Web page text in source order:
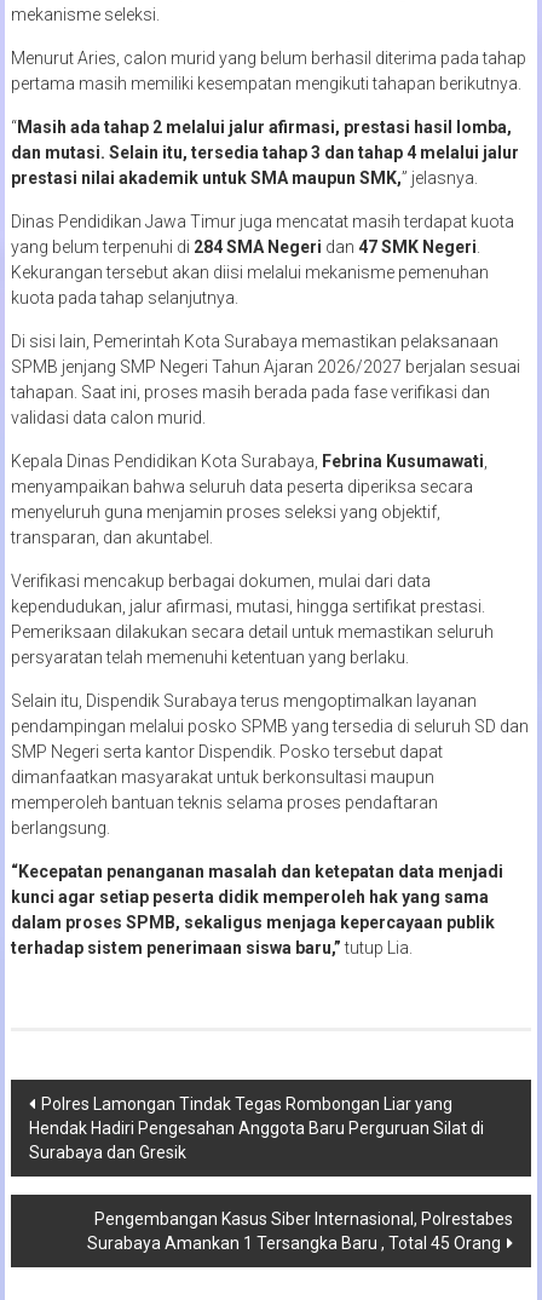
mekanisme seleksi.
Menurut Aries, calon murid yang belum berhasil diterima pada tahap
pertama masih memiliki kesempatan mengikuti tahapan berikutnya.
“Masih ada tahap 2 melalui jalur afirmasi, prestasi hasil lomba,
dan mutasi. Selain itu, tersedia tahap 3 dan tahap 4 melalui jalur
prestasi nilai akademik untuk SMA maupun SMK,” jelasnya.
Dinas Pendidikan Jawa Timur juga mencatat masih terdapat kuota
yang belum terpenuhi di 284 SMA Negeri dan 47 SMK Negeri
Kekurangan tersebut akan diisi melalui mekanisme pemenuhan
kuota pada tahap selanjutnya.
Di sisi lain, Pemerintah Kota Surabaya memastikan pelaksanaan
SPMB jenjang SMP Negeri Tahun Ajaran 2026/2027 berjalan sesuai
tahapan. Saat ini, proses masih berada pada fase verifikasi dan
validasi data calon murid.
Kepala Dinas Pendidikan Kota Surabaya, Febrina Kusumawati
menyampaikan bahwa seluruh data peserta diperiksa secara
menyeluruh guna menjamin proses seleksi yang objektif,
transparan, dan akuntabel.
Verifikasi mencakup berbagai dokumen, mulai dari data
kependudukan, jalur afirmasi, mutasi, hingga sertifikat prestasi.
Pemeriksaan dilakukan secara detail untuk memastikan seluruh
persyaratan telah memenuhi ketentuan yang berlaku.
Selain itu, Dispendik Surabaya terus mengoptimalkan layanan
pendampingan melalui posko SPMB yang tersedia di seluruh SD dan
SMP Negeri serta kantor Dispendik. Posko tersebut dapat
dimanfaatkan masyarakat untuk berkonsultasi maupun
memperoleh bantuan teknis selama proses pendaftaran
berlangsung.
“Kecepatan penanganan masalah dan ketepatan data menjadi
kunci agar setiap peserta didik memperoleh hak yang sama
dalam proses SPMB, sekaligus menjaga kepercayaan publik
terhadap sistem penerimaan siswa baru,”tutup Lia.
Navigasi
pos
Polres Lamongan Tindak Tegas Rombongan Liar yang
Hendak Hadiri Pengesahan Anggota Baru Perguruan Silat di
Surabaya dan Gresik
Pengembangan Kasus Siber Internasional, Polrestabes
Surabaya Amankan 1 Tersangka Baru , Total 45 Orang